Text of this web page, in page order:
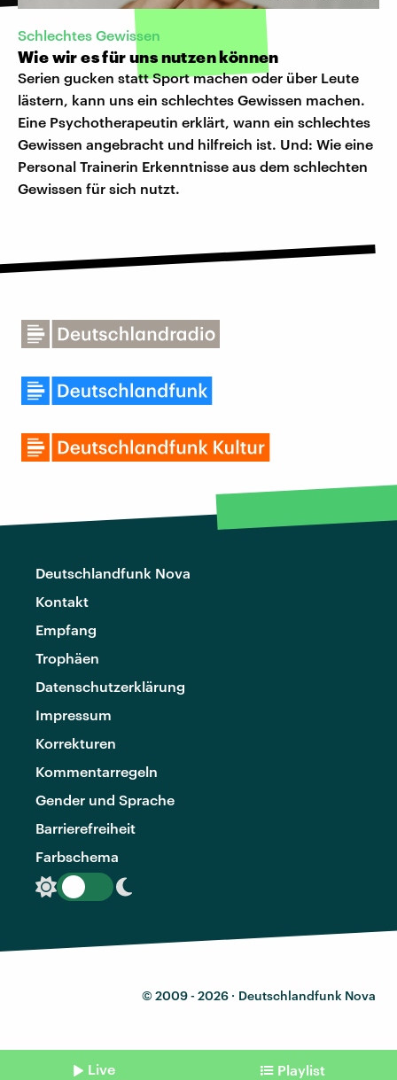
Schlechtes Gewissen
Wie wir es für uns nutzen können
Serien gucken statt Sport machen oder über Leute
lästern, kann uns ein schlechtes Gewissen machen.
Eine Psychotherapeutin erklärt, wann ein schlechtes
Gewissen angebracht und hilfreich ist. Und: Wie eine
Personal Trainerin Erkenntnisse aus dem schlechten
Gewissen für sich nutzt.
Deutschlandfunk Nova
Kontakt
Empfang
Trophäen
Datenschutzerklärung
Impressum
Korrekturen
Kommentarregeln
Gender und Sprache
Barrierefreiheit
Farbschema
© 2009 - 2026 · Deutschlandfunk Nova
Live Playlist